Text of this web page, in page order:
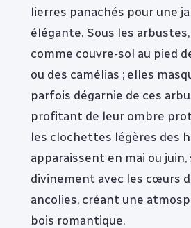
lierres panachés pour une
élégante. Sous les
comme couvre-sol au pied
ou des camélias ; elles
parfois dégarnie de ces
profitant de leur ombre
les clochettes légères des
apparaissent en mai ou
divinement avec les cœurs
ancolies, créant une
bois romantique.